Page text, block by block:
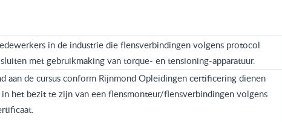
in de industrie die flensverbindingen volgens protocol
met gebruikmaking van torque- en tensioning-apparatuur.
aan de cursus conform Rijnmond Opleidingen certificering dienen
in het bezit te zijn van een flensmonteur/flensverbindingen volgens